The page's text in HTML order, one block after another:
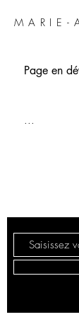
MARIE-
Page en
...